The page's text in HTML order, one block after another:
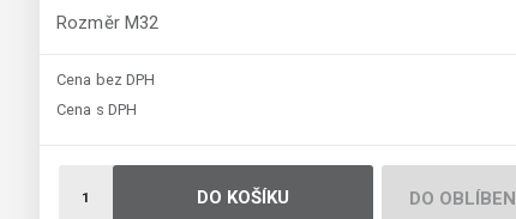
Rozměr M32
Cena bez DPH
Cena s DPH
DO KOŠÍKU DO